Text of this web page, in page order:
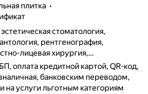
плитка
стоматология,
рентгенография,
лицевая хирургия,
пломбирование, удаление
лечение кариеса, виниры и
гигиена полости рта, коронки,
оплата кредитной картой, QR-код,
банковским переводом,
на услуги льготным категориям